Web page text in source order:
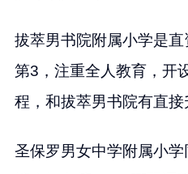
拔萃男书院附属小学是
第3，注重全人教育，开
程，和拔萃男书院有直接
圣保罗男女中学附属小